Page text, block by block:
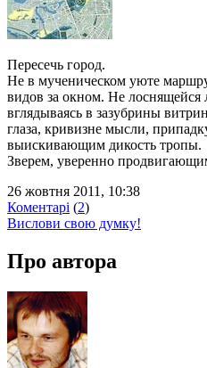
Пересечь город.
Не в мученическом уюте
видов за окном. Не лоснящейся
вглядываясь в зазубрины
глаза, кривизне мысли,
выискивающим дикость тропы.
Зверем, уверенно
26 жовтня 2011, 10:38
Коментарі (2)
Вислови свою думку!
Про автора